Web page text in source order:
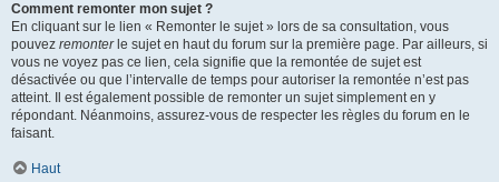
Comment remonter mon sujet ?
En cliquant sur le lien « Remonter le sujet » lors de sa consultation, vous
pouvez remonterle sujet en haut du forum sur la première page. Par ailleurs, si
vous ne voyez pas ce lien, cela signifie que la remontée de sujet est
désactivée ou que l’intervalle de temps pour autoriser la remontée n’est pas
atteint. Il est également possible de remonter un sujet simplement en y
répondant. Néanmoins, assurez-vous de respecter les règles du forum en le
faisant.
Haut